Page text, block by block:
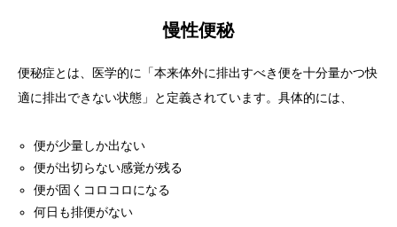
慢性便秘
便秘症とは、医学的に「本来体外に排出すべき便を十分量かつ快
適に排出できない状態」と定義されています。具体的には、
便が少量しか出ない
便が出切らない感覚が残る
便が固くコロコロになる
何日も排便がない
お知らせ
サプリメント販売